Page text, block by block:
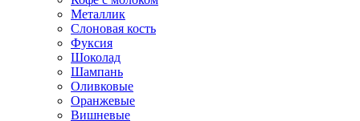
Металлик
Слоновая кость
Фуксия
Шоколад
Шампань
Оливковые
Оранжевые
Вишневые